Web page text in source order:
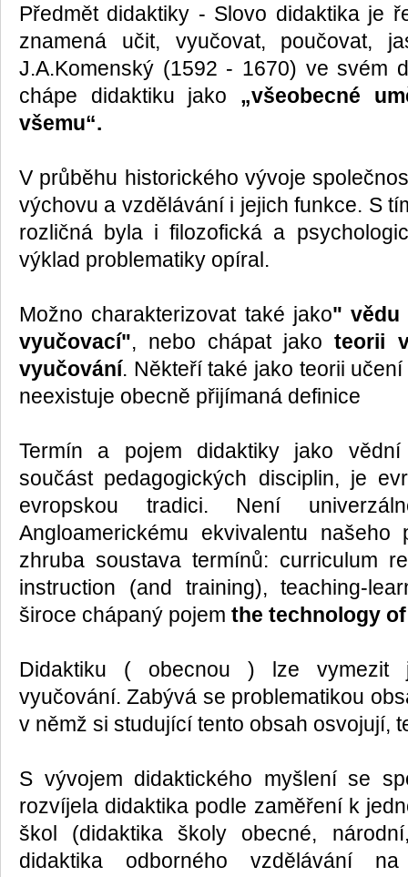
Předmět didaktiky - Slovo didaktika je
znamená učit, vyučovat, poučovat,
J.A.Komenský (1592 - 1670) ve svém
chápe didaktiku jako „všeobecné
všemu“.
V průběhu historického vývoje
výchovu a vzdělávání i jejich funkce. S
rozličná byla i filozofická a
výklad problematiky opíral.
Možno charakterizovat také jako" vědu
vyučovací", nebo chápat jakoteorii
vyučování. Někteří také jako teorii
neexistuje obecně přijímaná definice
Termín a pojem didaktiky jako
součást pedagogických disciplin, je
evropskou tradici. Není
Angloamerickému ekvivalentu našeho
zhruba soustava termínů: curriculum
instruction (and training), teaching-
široce chápaný pojem the technology
Didaktiku ( obecnou ) lze vymezit
vyučování. Zabývá se problematikou
v němž si studující tento obsah osvojují,
S vývojem didaktického myšlení se
rozvíjela didaktika podle zaměření k
škol (didaktika školy obecné,
didaktika odborného vzdělávání